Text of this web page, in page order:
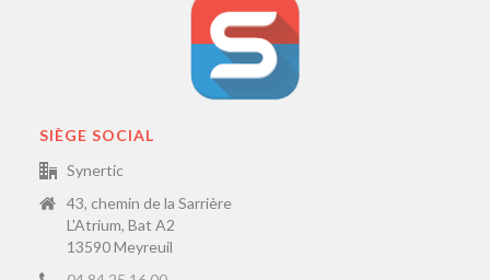
SIÈGE SOCIAL
Synertic
43, chemin de la Sarrière
L'Atrium, Bat A2
13590 Meyreuil